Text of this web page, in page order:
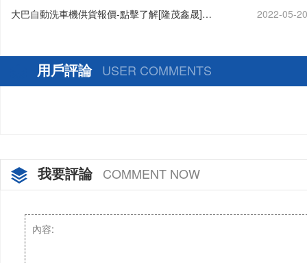
大巴自動洗車機供貨報價-點擊了解[隆茂鑫晟]… 2022-05-
用戶評論 USER COMMENTS
我要評論 COMMENT NOW